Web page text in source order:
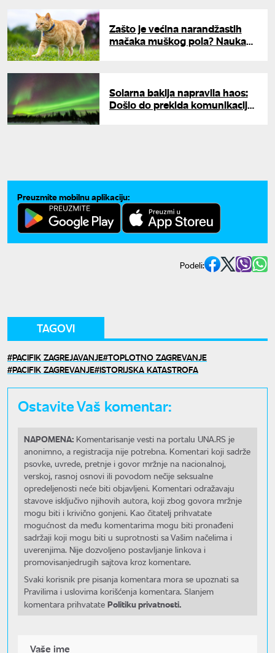
Zašto je većina narandžastih
mačaka muškog pola? Nauka
Solarna baklja napravila haos:
Došlo do prekida komunikacije,
Preuzmite mobilnu aplikaciju:
Podeli:
TAGOVI
PACIFIK ZAGREJAVANJE TOPLOTNO ZAGREVANJE
PACIFIK ZAGREVANJE ISTORIJSKA KATASTROFA
Ostavite Vaš komentar:
NAPOMENA: Komentarisanje vesti na portalu UNA.RS je
anonimno, a registracija nije potrebna. Komentari koji sadrže
psovke, uvrede, pretnje i govor mržnje na nacionalnoj,
verskoj, rasnoj osnovi ili povodom nečije seksualne
opredeljenosti neće biti objavljeni. Komentari odražavaju
stavove isključivo njihovih autora, koji zbog govora mržnje
mogu biti i krivično gonjeni. Kao čitatelj prihvatate
mogućnost da među komentarima mogu biti pronađeni
sadržaji koji mogu biti u suprotnosti sa Vašim načelima i
uverenjima. Nije dozvoljeno postavljanje linkova i
promovisanjedrugih sajtova kroz komentare.
Svaki korisnik pre pisanja komentara mora se upoznati sa
Pravilima i uslovima korišćenja komentara. Slanjem
komentara prihvatate Politiku privatnosti.